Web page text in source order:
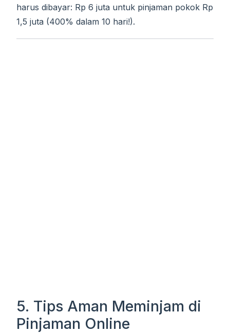
harus dibayar: Rp 6 juta untuk pinjaman pokok Rp
1,5 juta (400% dalam 10 hari!).
5. Tips Aman Meminjam di
Pinjaman Online